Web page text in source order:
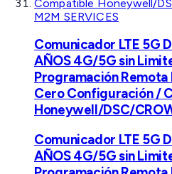
M2M SERVICES
Comunicador LTE 5G
AÑOS 4G/5G sin
Programación Remota
Cero Configuración /
Honeywell/DSC/
Comunicador LTE 5G
AÑOS 4G/5G sin